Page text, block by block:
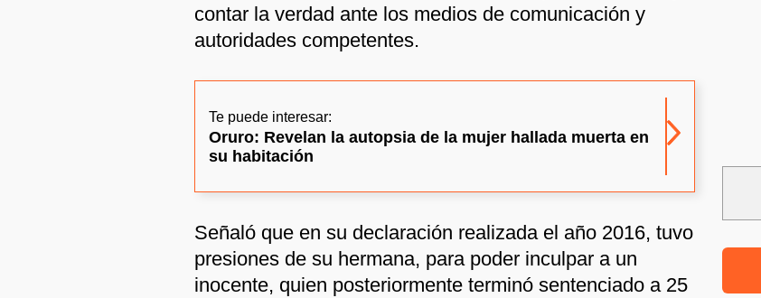
contar la verdad ante los medios de comunicación y
autoridades competentes.
Te puede interesar:
Oruro: Revelan la autopsia de la mujer hallada muerta en
su habitación
Señaló que en su declaración realizada el año 2016, tuvo
presiones de su hermana, para poder inculpar a un
inocente, quien posteriormente terminó sentenciado a 25